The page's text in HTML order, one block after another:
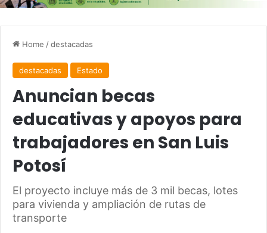
Home /destacadas
destacadas Estado
Anuncian becas
educativas y apoyos para
trabajadores en San Luis
Potosí
El proyecto incluye más de 3 mil becas, lotes
para vivienda y ampliación de rutas de
transporte